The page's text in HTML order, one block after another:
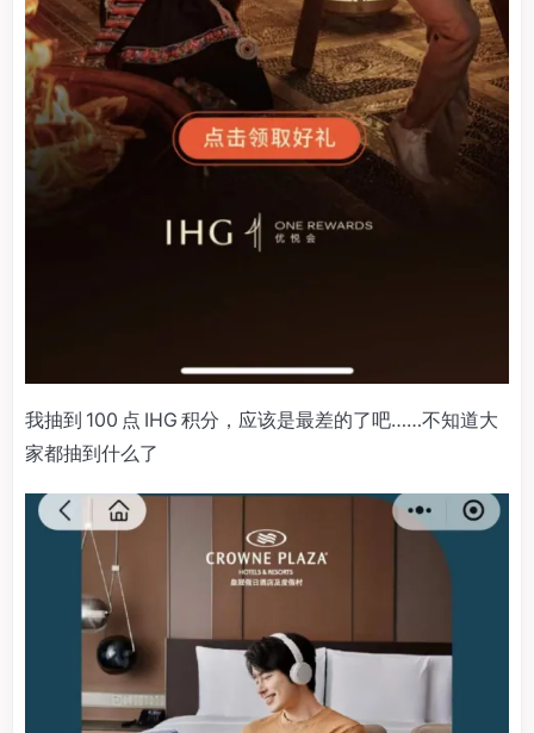
我抽到 100 点 IHG 积分，应该是最差的了吧……不知道大
家都抽到什么了